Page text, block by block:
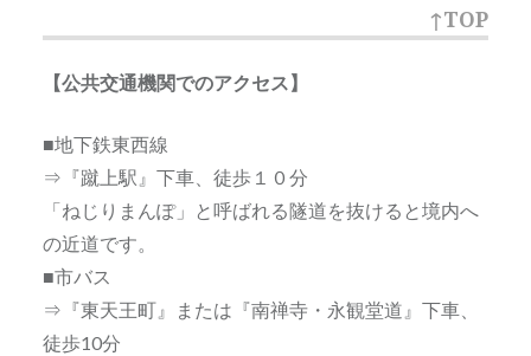
↑TOP
【公共交通機関でのアクセス】
■地下鉄東西線
⇒『蹴上駅』下車、徒歩１０分
「ねじりまんぽ」と呼ばれる隧道を抜けると境内へ
の近道です。
■市バス
⇒『東天王町』または『南禅寺・永観堂道』下車、
徒歩10分